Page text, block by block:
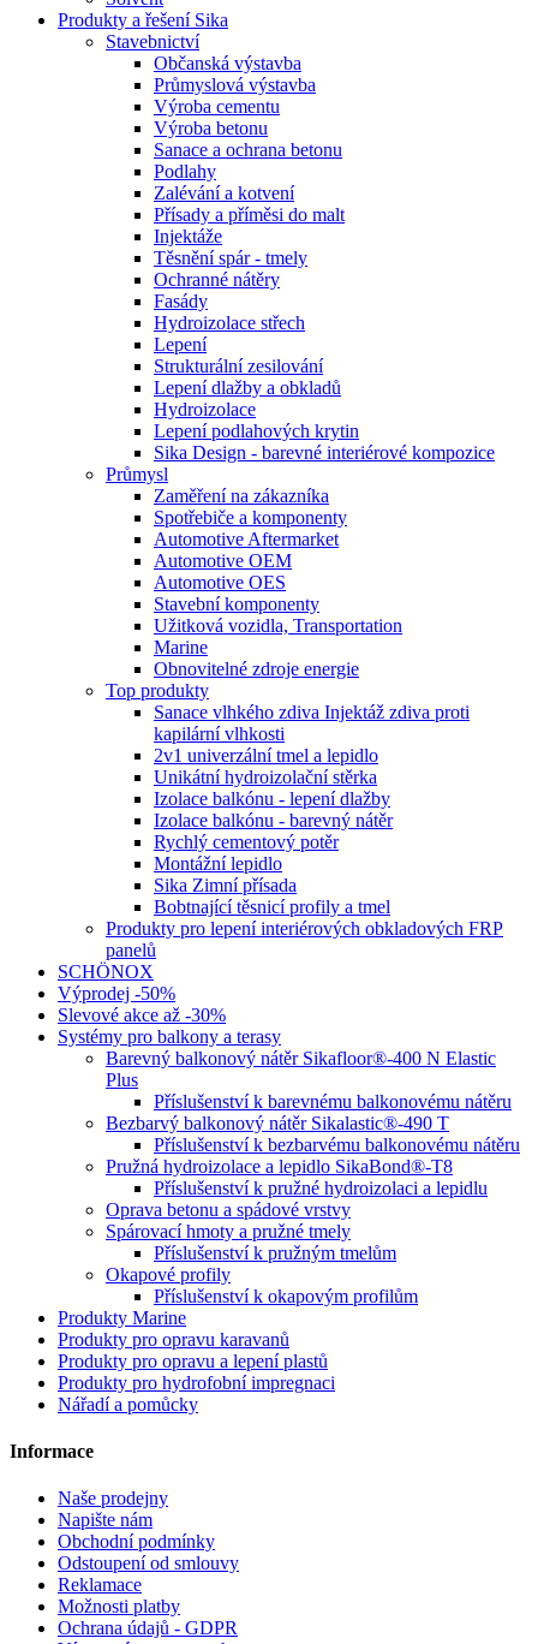
Produkty a řešení Sika
Stavebnictví
Občanská výstavba
Průmyslová výstavba
Výroba cementu
Výroba betonu
Sanace a ochrana betonu
Podlahy
Zalévání a kotvení
Přísady a příměsi do malt
Injektáže
Těsnění spár - tmely
Ochranné nátěry
Fasády
Hydroizolace střech
Lepení
Strukturální zesilování
Lepení dlažby a obkladů
Hydroizolace
Lepení podlahových krytin
Sika Design - barevné interiérové kompozice
Průmysl
Zaměření na zákazníka
Spotřebiče a komponenty
Automotive Aftermarket
Automotive OEM
Automotive OES
Stavební komponenty
Užitková vozidla, Transportation
Marine
Obnovitelné zdroje energie
Top produkty
Sanace vlhkého zdiva Injektáž zdiva proti
kapilární vlhkosti
2v1 univerzální tmel a lepidlo
Unikátní hydroizolační stěrka
Izolace balkónu - lepení dlažby
Izolace balkónu - barevný nátěr
Rychlý cementový potěr
Montážní lepidlo
Sika Zimní přísada
Bobtnající těsnicí profily a tmel
Produkty pro lepení interiérových obkladových FRP
panelů
SCHÖNOX
Výprodej -50%
Slevové akce až -30%
Systémy pro balkony a terasy
Barevný balkonový nátěr Sikafloor®-400 N Elastic
Plus
Příslušenství k barevnému balkonovému nátěru
Bezbarvý balkonový nátěr Sikalastic®-490 T
Příslušenství k bezbarvému balkonovému nátěru
Pružná hydroizolace a lepidlo SikaBond®-T8
Příslušenství k pružné hydroizolaci a lepidlu
Oprava betonu a spádové vrstvy
Spárovací hmoty a pružné tmely
Příslušenství k pružným tmelům
Okapové profily
Příslušenství k okapovým profilům
Produkty Marine
Produkty pro opravu karavanů
Produkty pro opravu a lepení plastů
Produkty pro hydrofobní impregnaci
Nářadí a pomůcky
Informace
Naše prodejny
Napište nám
Obchodní podmínky
Odstoupení od smlouvy
Reklamace
Možnosti platby
Ochrana údajů - GDPR